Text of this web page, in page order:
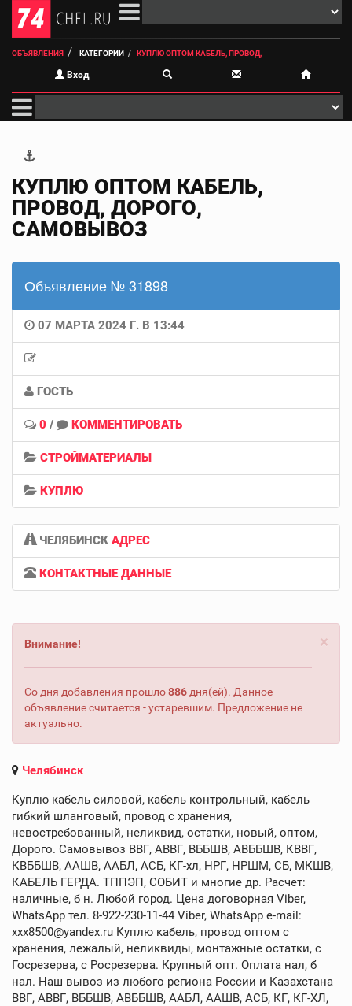
ОБЪЯВЛЕНИЯ КАТЕГОРИИ КУПЛЮ ОПТОМ КАБЕЛЬ, ПРОВОД,
Вход
КУПЛЮ ОПТОМ КАБЕЛЬ,
ПРОВОД, ДОРОГО,
САМОВЫВОЗ
Объявление № 31898
07 МАРТА 2024 Г. В 13:44
ГОСТЬ
0 / КОММЕНТИРОВАТЬ
СТРОЙМАТЕРИАЛЫ
КУПЛЮ
ЧЕЛЯБИНСК АДРЕС
КОНТАКТНЫЕ ДАННЫЕ
×
Внимание!
Со дня добавления прошло886 дня(ей). Данное
объявление считается - устаревшим. Предложение не
актуально.
Челябинск
Куплю кабель силовой, кабель контрольный, кабель
гибкий шланговый, провод с хранения,
невостребованный, неликвид, остатки, новый, оптом,
Дорого. Самовывоз ВВГ, АВВГ, ВББШВ, АВББШВ, КВВГ,
КВББШВ, ААШВ, ААБЛ, АСБ, КГ-хл, НРГ, НРШМ, СБ, МКШВ,
КАБЕЛЬ ГЕРДА. ТППЭП, СОБИТ и многие др. Расчет:
наличные, б н. Любой город. Цена договорная Viber,
WhatsApp тел. 8-922-230-11-44 Viber, WhatsApp e-mail:
xxx8500@yandex.ru Куплю кабель, провод оптом с
хранения, лежалый, неликвиды, монтажные остатки, с
Госрезерва, с Росрезерва. Крупный опт. Оплата нал, б
нал. Наш вывоз из любого региона России и Казахстана
ВВГ, АВВГ, ВББШВ, АВББШВ, ААБЛ, ААШВ, АСБ, КГ, КГ-ХЛ,